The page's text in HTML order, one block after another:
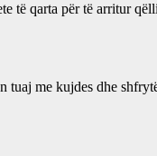
të qarta për të arritur
me kujdes dhe